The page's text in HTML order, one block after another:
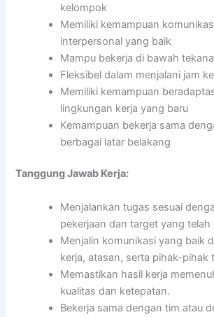
kelompok
Memiliki kemampuan
interpersonal yang baik
Mampu bekerja di bawah
Fleksibel dalam menjalani jam
Memiliki kemampuan
lingkungan kerja yang baru
Kemampuan bekerja sama
berbagai latar belakang
Tanggung Jawab Kerja:
Menjalankan tugas sesuai
pekerjaan dan target yang telah
Menjalin komunikasi yang baik
kerja, atasan, serta pihak-pihak
Memastikan hasil kerja
kualitas dan ketepatan.
Bekerja sama dengan tim atau